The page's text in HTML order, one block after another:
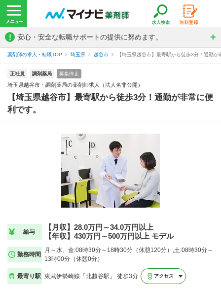
! 安心・安全な転職サポートの提供に努めます。
薬剤師の求人・転職TOP 埼玉県 越谷市 【埼玉県越谷市】最寄駅から徒歩3分！通勤
正社員 調剤薬局 募集停止
埼玉県越谷市・調剤薬局の薬剤師求人（法人名非公開）
【埼玉県越谷市】最寄駅から徒歩3分！通勤が非常に便
利です。
給与
【月収】28.0万円～34.0万円以上
【年収】430万円～500万円以上 モデル
勤務時間
月～水、金:08時30分～18時30分（休憩120分）,土:08時30分～
13時00分（休憩0分）
最寄り駅 東武伊勢崎線「北越谷駅」 徒歩3分 アクセス